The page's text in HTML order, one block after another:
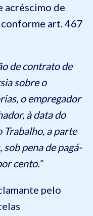
acréscimo de
art. 467
de contrato de
sobre o
o empregador
à data do
Trabalho, a parte
pena de pagá-
cento.”
pelo